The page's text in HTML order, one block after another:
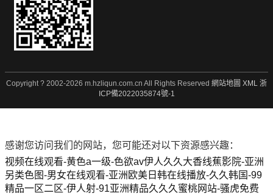
Copyright ? 2002-2026 m.hzliqun.com.cn All Rights Reserved 網站地圖 XML 浙
ICP備2022035874號-1
感谢您访问我们的网站，您可能还对以下资源感兴趣：
视频在线观看-黄色a一级-色欲av伊人久久大香线蕉影院-亚洲
另类色图-男女在线观看-亚洲欧美日韩在线播放-久久韩国-99
精品一区二区-伊人射-91亚洲精品久久久蜜桃网站-骚虎免费